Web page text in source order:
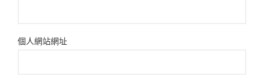
個人網站網址